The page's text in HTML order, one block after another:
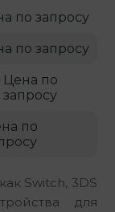
Switch, 3DS
для
по запросу
по запросу
Цена по
запросу
по